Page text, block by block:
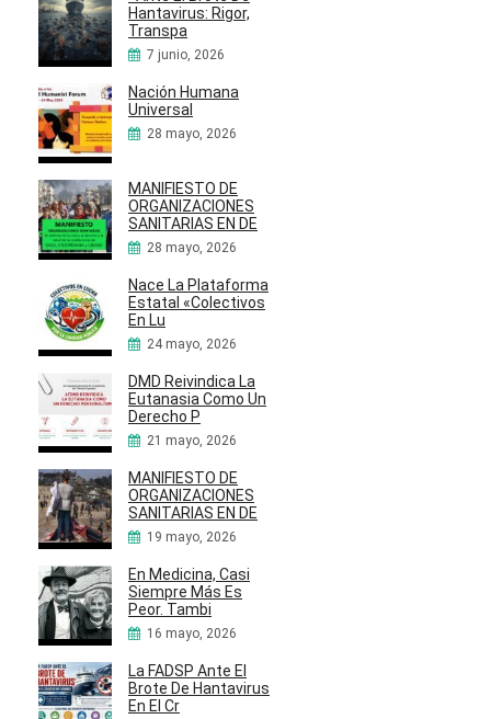
Hantavirus: Rigor,
Transpa
7 junio, 2026
Nación Humana
Universal
28 mayo, 2026
MANIFIESTO DE
ORGANIZACIONES
SANITARIAS EN DE
28 mayo, 2026
Nace La Plataforma
Estatal «Colectivos
En Lu
24 mayo, 2026
DMD Reivindica La
Eutanasia Como Un
Derecho P
21 mayo, 2026
MANIFIESTO DE
ORGANIZACIONES
SANITARIAS EN DE
19 mayo, 2026
En Medicina, Casi
Siempre Más Es
Peor. Tambi
16 mayo, 2026
La FADSP Ante El
Brote De Hantavirus
En El Cr